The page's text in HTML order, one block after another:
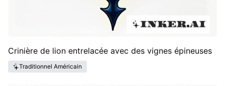
Crinière de lion entrelacée avec des vignes épineuses
Traditionnel Américain